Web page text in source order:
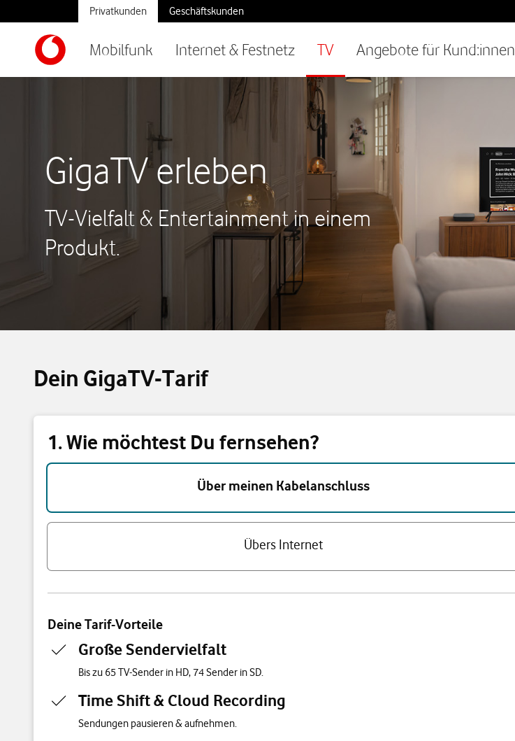
Mobilfunk Internet & Festnetz TV Angebote für Kund:innen
Privatkunden Geschäftskunden
GigaTV erleben
TV-Vielfalt & Entertainment in einem
Produkt.
Dein GigaTV-Tarif
1. Wie möchtest Du fernsehen?
Über meinen Kabelanschluss
Übers Internet
Deine Tarif-Vorteile
Große Sendervielfalt
Bis zu 65 TV-Sender in HD, 74 Sender in SD.
Time Shift & Cloud Recording
Sendungen pausieren & aufnehmen.